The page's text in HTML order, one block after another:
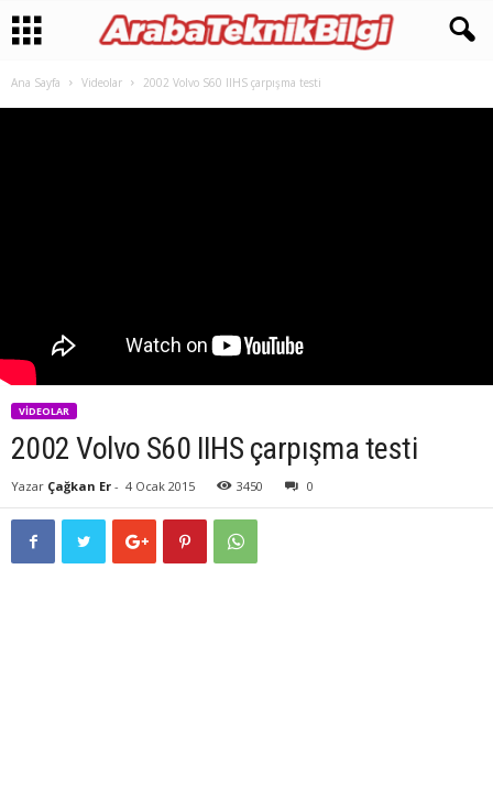
Ana Sayfa Videolar 2002 Volvo S60 IIHS çarpışma testi
VIDEOLAR
2002 Volvo S60 IIHS çarpışma testi
Yazar Çağkan Er - 4 Ocak 2015 3450 0